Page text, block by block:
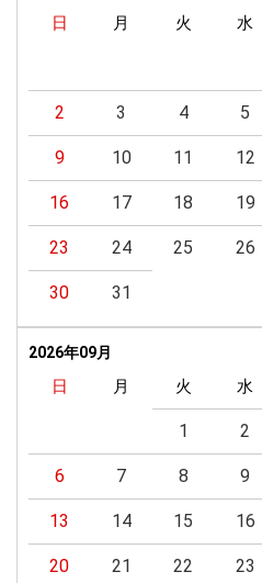
日 月 火 水
2 3 4 5
9 10 11 12
16 17 18 19
23 24 25 26
30 31
2026年09月
日 月 火 水
1 2
6 7 8 9
13 14 15 16
20 21 22 23